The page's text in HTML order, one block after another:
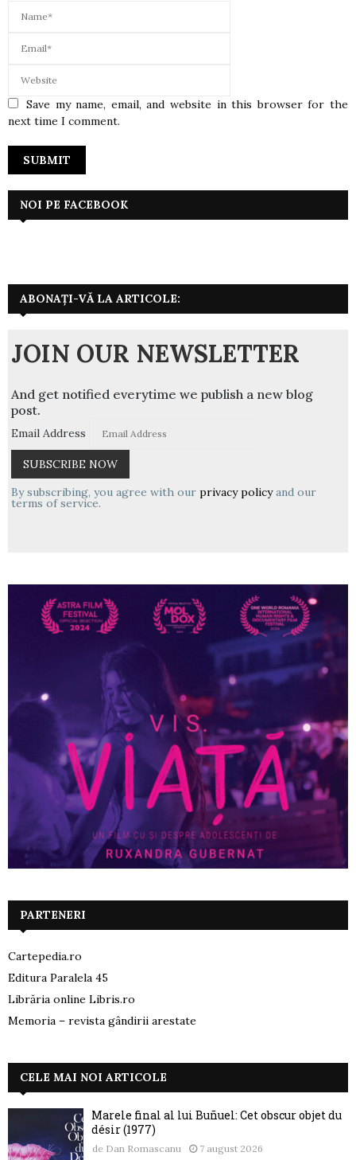
Save my name, email, and website in this browser for the
next time I comment.
NOI PE FACEBOOK
ABONAȚI-VĂ LA ARTICOLE:
JOIN OUR NEWSLETTER
And get notified everytime we publish a new blog
post.
Email Address
By subscribing, you agree with our privacy policyand our
terms of service.
PARTENERI
Cartepedia.ro
Editura Paralela 45
Librăria online Libris.ro
Memoria – revista gândirii arestate
CELE MAI NOI ARTICOLE
Marele final al lui Buñuel: Cet obscur objet du
désir (1977)
de Dan Romascanu 7 august 2026